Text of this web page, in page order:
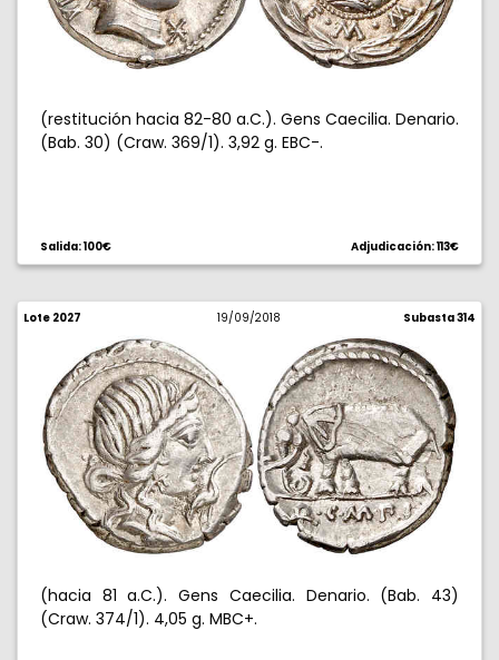
(restitución hacia 82-80 a.C.). Gens Caecilia. Denario.
(Bab. 30) (Craw. 369/1). 3,92 g. EBC-.
Salida: 100€ Adjudicación: 113€
Lote 2027 19/09/2018 Subasta 314
(hacia 81 a.C.). Gens Caecilia. Denario. (Bab. 43)
(Craw. 374/1). 4,05 g. MBC+.